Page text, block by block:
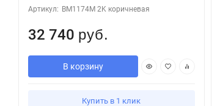
Артикул: BM1174M 2K коричневая
32 740 руб.
В корзину
Купить в 1 клик